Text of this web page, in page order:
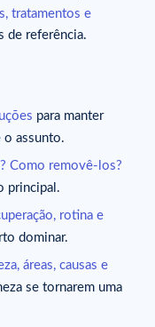
tratamentos e
de referência.
para manter
o assunto.
Como removê-los?
principal.
rotina e
dominar.
áreas, causas e
se tornarem uma